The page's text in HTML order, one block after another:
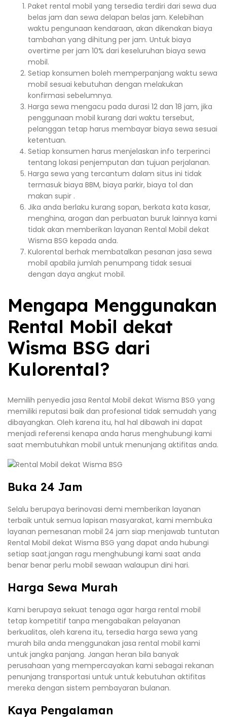
Paket rental mobil yang tersedia terdiri dari sewa dua
belas jam dan sewa delapan belas jam. Kelebihan
waktu pengunaan kendaraan, akan dikenakan biaya
tambahan yang dihitung per jam. Untuk biaya
overtime per jam 10% dari keseluruhan biaya sewa
mobil.
Setiap konsumen boleh memperpanjang waktu sewa
mobil sesuai kebutuhan dengan melakukan
konfirmasi sebelumnya.
Harga sewa mengacu pada durasi 12 dan 18 jam, jika
penggunaan mobil kurang dari waktu tersebut,
pelanggan tetap harus membayar biaya sewa sesuai
ketentuan.
Setiap konsumen harus menjelaskan info terperinci
tentang lokasi penjemputan dan tujuan perjalanan.
Harga sewa yang tercantum dalam situs ini tidak
termasuk biaya BBM, biaya parkir, biaya tol dan
makan supir .
Jika anda berlaku kurang sopan, berkata kata kasar,
menghina, arogan dan perbuatan buruk lainnya kami
tidak akan memberikan layanan Rental Mobil dekat
Wisma BSG kepada anda.
Kulorental berhak membatalkan pesanan jasa sewa
mobil apabila jumlah penumpang tidak sesuai
dengan daya angkut mobil.
Mengapa Menggunakan
Rental Mobil dekat
Wisma BSG dari
Kulorental?
Memilih penyedia jasa Rental Mobil dekat Wisma BSG yang
memiliki reputasi baik dan profesional tidak semudah yang
dibayangkan. Oleh karena itu, hal hal dibawah ini dapat
menjadi referensi kenapa anda harus menghubungi kami
saat membutuhkan mobil untuk menunjang aktifitas anda.
Buka 24 Jam
Selalu berupaya berinovasi demi memberikan layanan
terbaik untuk semua lapisan masyarakat, kami membuka
layanan pemesanan mobil 24 jam siap menjawab tuntutan
Rental Mobil dekat Wisma BSG yang dapat anda hubungi
setiap saat.jangan ragu menghubungi kami saat anda
benar benar perlu mobil sewaan walaupun dini hari.
Harga Sewa Murah
Kami berupaya sekuat tenaga agar harga rental mobil
tetap kompetitif tanpa mengabaikan pelayanan
berkualitas, oleh karena itu, tersedia harga sewa yang
murah bila anda menggunakan jasa rental mobil kami
untuk jangka panjang. Jangan heran bila banyak
perusahaan yang mempercayakan kami sebagai rekanan
penunjang transportasi untuk untuk kebutuhan aktifitas
mereka dengan sistem pembayaran bulanan.
Kaya Pengalaman